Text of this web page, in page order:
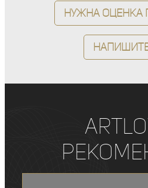
Нужна оценка